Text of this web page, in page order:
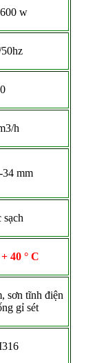
w
h
34 mm
40 ° C
sơn tĩnh điện
gỉ sét